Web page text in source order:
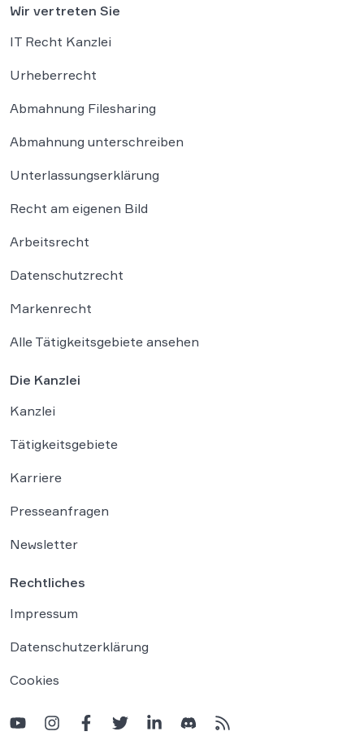
Wir vertreten Sie
IT Recht Kanzlei
Urheberrecht
Abmahnung Filesharing
Abmahnung unterschreiben
Unterlassungserklärung
Recht am eigenen Bild
Arbeitsrecht
Datenschutzrecht
Markenrecht
Alle Tätigkeitsgebiete ansehen
Die Kanzlei
Kanzlei
Tätigkeitsgebiete
Karriere
Presseanfragen
Newsletter
Rechtliches
Impressum
Datenschutzerklärung
Cookies